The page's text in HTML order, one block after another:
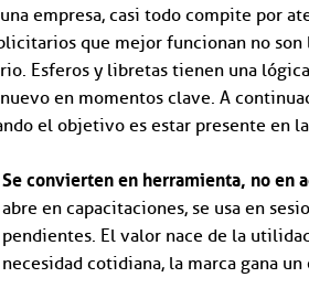
empresa, casi todo compite por
que mejor funcionan no
Esferos y libretas tienen una
en momentos clave. A
el objetivo es estar presente en
Se convierten en herramienta, no en
abre en capacitaciones, se usa en
pendientes. El valor nace de la
necesidad cotidiana, la marca gana